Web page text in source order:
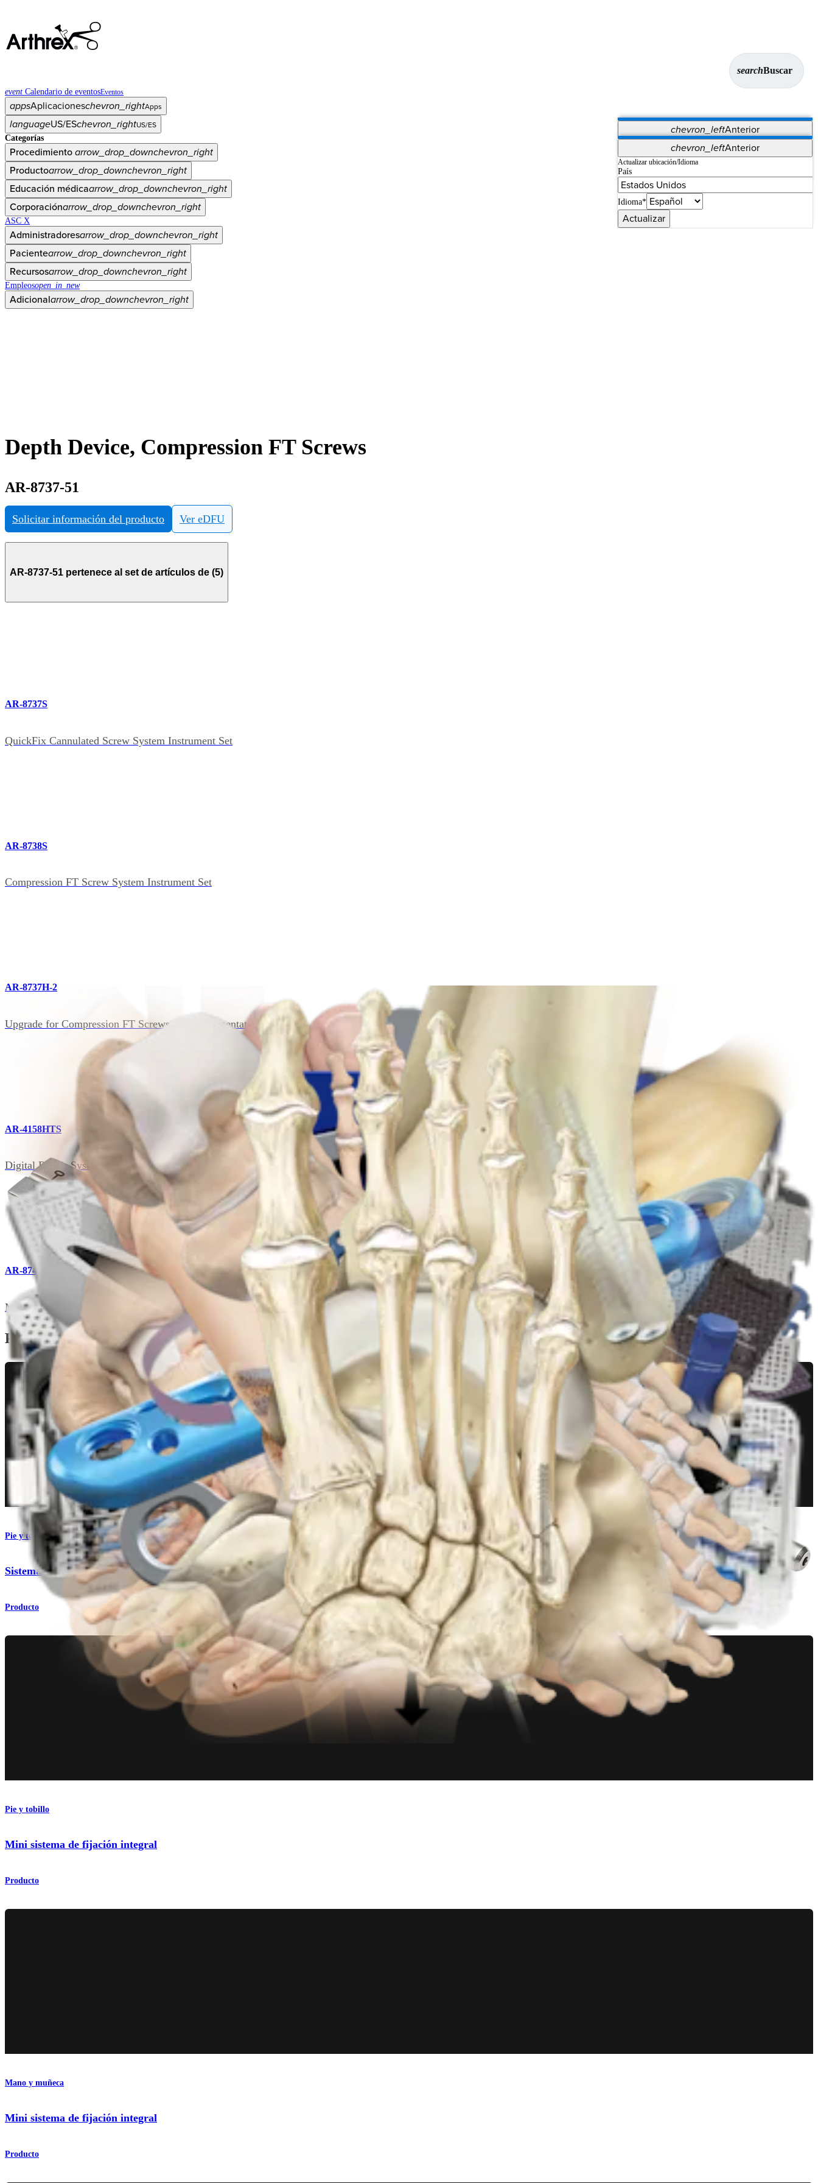
searchBuscar
event Calendario de eventosEventos
appsAplicacioneschevron_rightApps
chevron_leftAnterior
Vet Systems OrthoPedia Patient
Supplier Portal
Synergy Imaging & Resection
languageUS/ESchevron_rightUS/ES
chevron_leftAnterior
Actualizar ubicación/Idioma
País
Idioma*
Actualizar
Categorías
Procedimientoarrow_drop_downchevron_right
Productoarrow_drop_downchevron_right
Educación médicaarrow_drop_downchevron_right
Corporaciónarrow_drop_downchevron_right
ASC X
Administradoresarrow_drop_downchevron_right
Pacientearrow_drop_downchevron_right
Recursosarrow_drop_downchevron_right
Empleosopen_in_new
Adicionalarrow_drop_downchevron_right
Depth Device, Compression FT Screws
AR-8737-51
Solicitar información del producto Ver eDFU
AR-8737-51 pertenece al set de artículos de (5)
AR-8737S
QuickFix Cannulated Screw System Instrument Set
AR-8738S
Compression FT Screw System Instrument Set
AR-8737H-2
Upgrade for Compression FT Screws and Instrumentation
AR-4158HTS
Digital Repair System
AR-8741S
Minimally Invasive Bunion Corr System
Páginas Relacionadas
Pie y tobillo
Sistema de reparación digital
Producto
Pie y tobillo
Mini sistema de fijación integral
Producto
Mano y muñeca
Mini sistema de fijación integral
Producto